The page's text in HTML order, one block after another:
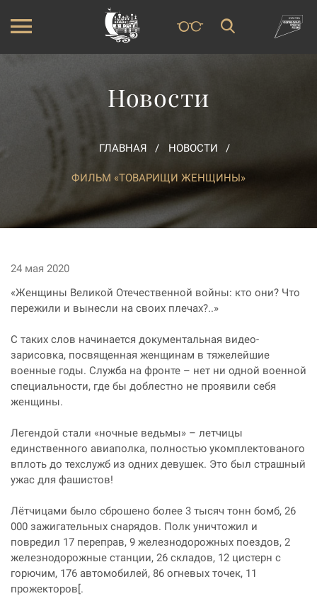
Новости
ГЛАВНАЯ НОВОСТИ
ФИЛЬМ «ТОВАРИЩИ ЖЕНЩИНЫ»
24 мая 2020
«Женщины Великой Отечественной войны: кто они? Что
пережили и вынесли на своих плечах?..»
С таких слов начинается документальная видео-
зарисовка, посвященная женщинам в тяжелейшие
военные годы. Служба на фронте – нет ни одной военной
специальности, где бы доблестно не проявили себя
женщины.
Легендой стали «ночные ведьмы» – летчицы
единственного авиаполка, полностью укомплектованого
вплоть до техслужб из одних девушек. Это был страшный
ужас для фашистов!
Лётчицами было сброшено более 3 тысяч тонн бомб, 26
000 зажигательных снарядов. Полк уничтожил и
повредил 17 переправ, 9 железнодорожных поездов, 2
железнодорожные станции, 26 складов, 12 цистерн с
горючим, 176 автомобилей, 86 огневых точек, 11
прожекторов[.